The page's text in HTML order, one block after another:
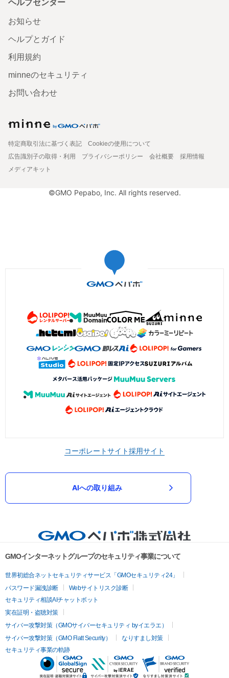
ヘルプセンター
お知らせ
ヘルプとガイド
利用規約
minneのセキュリティ
お問い合わせ
特定商取引法に基づく表記
Cookieの使用について
広告識別子の取得・利用
プライバシーポリシー 会社概要
採用情報
メディアキット
©GMO Pepabo, Inc. All rights reserved.
コーポレートサイト採用サイト
AIへの取り組み
GMOインターネットグループのセキュリティ事業について
世界初総合ネットセキュリティサービス「GMOセキュリティ24」
パスワード漏洩診断
Webサイトリスク診断
セキュリティ相談AIチャットボット
実在証明・盗聴対策
サイバー攻撃対策（GMOサイバーセキュリティ byイエラエ）
サイバー攻撃対策（GMO Flatt Security）
なりすまし対策
セキュリティ事業の軌跡